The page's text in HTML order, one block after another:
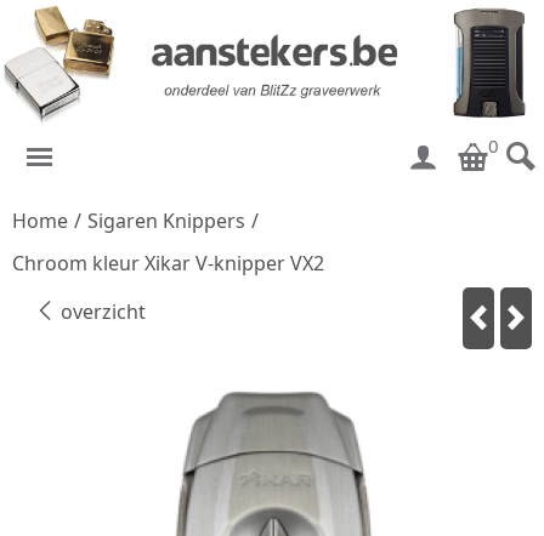
0
Home / Sigaren Knippers /
Chroom kleur Xikar V-knipper VX2
overzicht